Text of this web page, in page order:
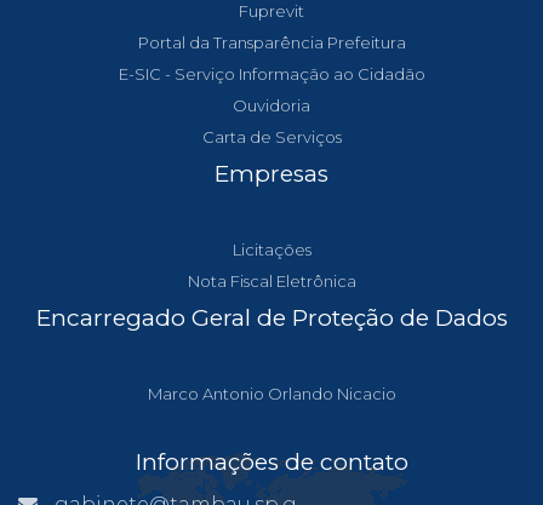
Fuprevit
Portal da Transparência Prefeitura
E-SIC - Serviço Informação ao Cidadão
Ouvidoria
Carta de Serviços
Empresas
Licitações
Nota Fiscal Eletrônica
Encarregado Geral de Proteção de Dados
Marco Antonio Orlando Nicacio
Informações de contato